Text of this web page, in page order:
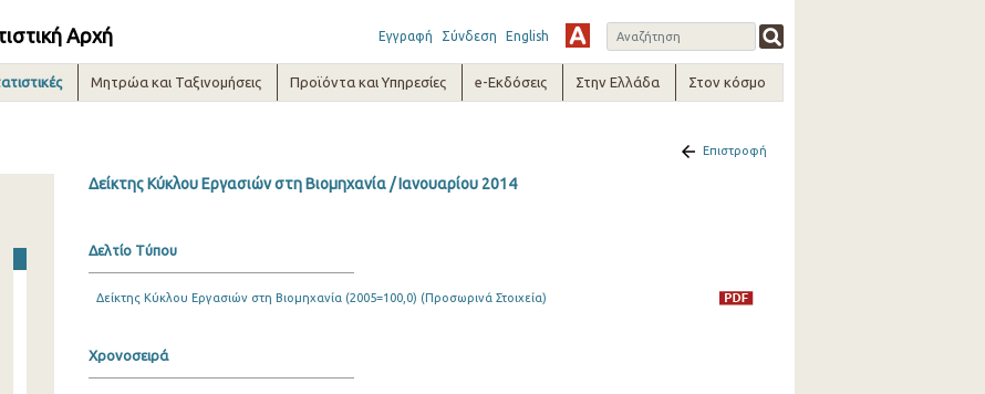
Αρχή Εγγραφή Σύνδεση English
Μητρώα και Ταξινομήσεις Προϊόντα και Υπηρεσίες e-Εκδόσεις Στην Ελλάδα Στον κόσμο
Επιστροφή
Δείκτης Κύκλου Εργασιών στη Βιομηχανία / Ιανουαρίου 2014
Δελτίο Τύπου
Δείκτης Κύκλου Εργασιών στη Βιομηχανία (2005=100,0) (Προσωρινά Στοιχεία)
Χρονοσειρά